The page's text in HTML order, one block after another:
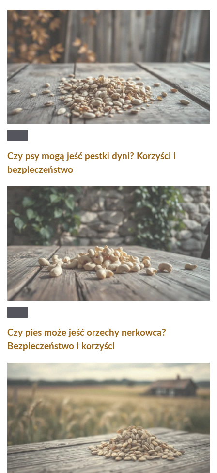
Czy psy mogą jeść pestki dyni? Korzyści i
bezpieczeństwo
Czy pies może jeść orzechy nerkowca?
Bezpieczeństwo i korzyści